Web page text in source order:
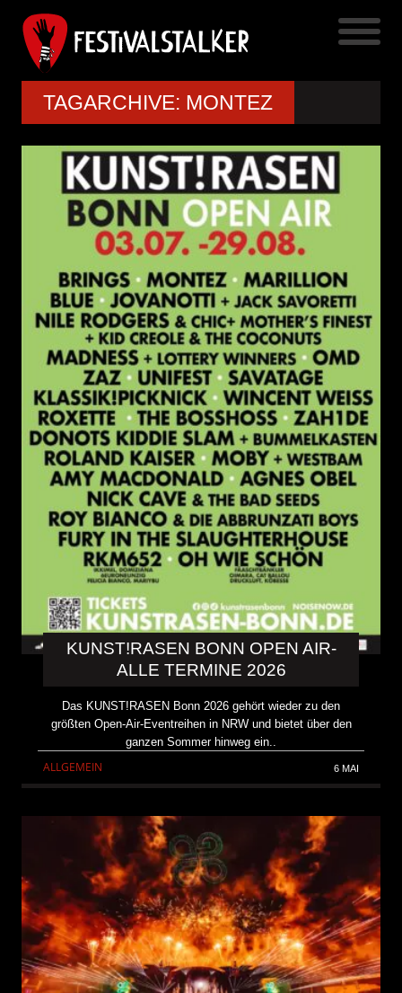
TAGARCHIVE: MONTEZ
KUNST!RASEN BONN OPEN AIR-
ALLE TERMINE 2026
Das KUNST!RASEN Bonn 2026 gehört wieder zu den
größten Open-Air-Eventreihen in NRW und bietet über den
ganzen Sommer hinweg ein..
ALLGEMEIN 6 MAI